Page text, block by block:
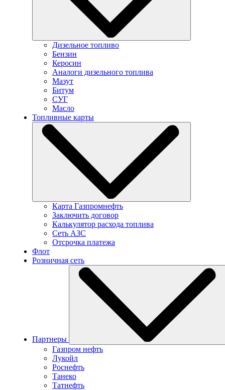
Дизельное топливо
Бензин
Керосин
Аналоги дизельного топлива
Мазут
Битум
СУГ
Масло
Топливные карты
Карта Газпромнефть
Заключить договор
Калькулятор расхода топлива
Сеть АЗС
Отсрочка платежа
Флот
Розничная сеть
Партнеры
Газпром нефть
Лукойл
Роснефть
Танеко
Татнефть